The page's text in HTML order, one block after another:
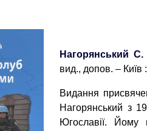
Нагорянський
вид., допов. –
Видання
Нагорянський з
Югославії. Йому